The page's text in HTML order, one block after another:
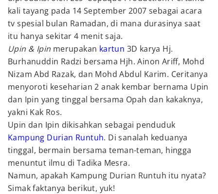
kali tayang pada 14 September 2007 sebagai acara
tv spesial bulan Ramadan, di mana durasinya saat
itu hanya sekitar 4 menit saja.
Upin & Ipin merupakan kartun 3D karya Hj.
Burhanuddin Radzi bersama Hjh. Ainon Ariff, Mohd
Nizam Abd Razak, dan Mohd Abdul Karim. Ceritanya
menyoroti keseharian 2 anak kembar bernama Upin
dan Ipin yang tinggal bersama Opah dan kakaknya,
yakni Kak Ros.
Upin dan Ipin dikisahkan sebagai penduduk
Kampung Durian Runtuh. Di sanalah keduanya
tinggal, bermain bersama teman-teman, hingga
menuntut ilmu di Tadika Mesra.
Namun, apakah Kampung Durian Runtuh itu nyata?
Simak faktanya berikut, yuk!